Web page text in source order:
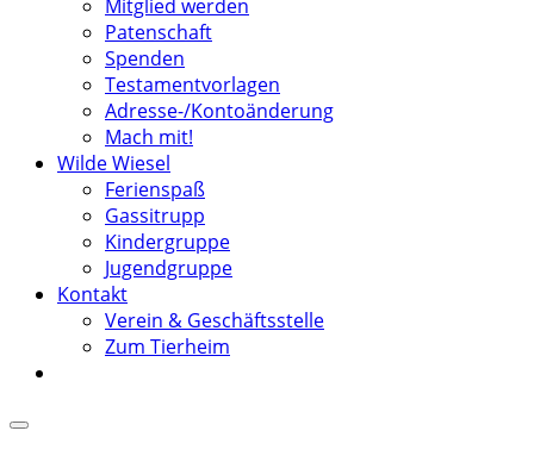
Mitglied werden
Patenschaft
Spenden
Testamentvorlagen
Adresse-/Kontoänderung
Mach mit!
Wilde Wiesel
Ferienspaß
Gassitrupp
Kindergruppe
Jugendgruppe
Kontakt
Verein & Geschäftsstelle
Zum Tierheim